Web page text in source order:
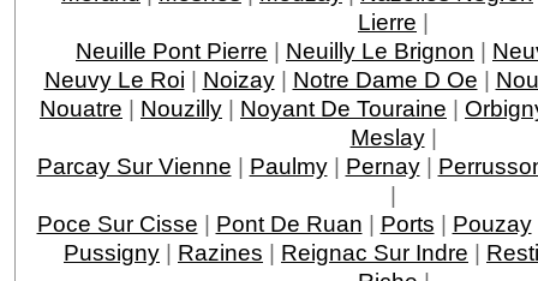
Lierre |
Neuille Pont Pierre | Neuilly Le Brignon |
Neuvy Le Roi | Noizay| Notre Dame D Oe |
Nouatre | Nouzilly | Noyant De Touraine |
Meslay|
Parcay Sur Vienne | Paulmy| Pernay|
|
Poce Sur Cisse | Pont De Ruan | Ports | Pouzay
Pussigny | Razines | Reignac Sur Indre |